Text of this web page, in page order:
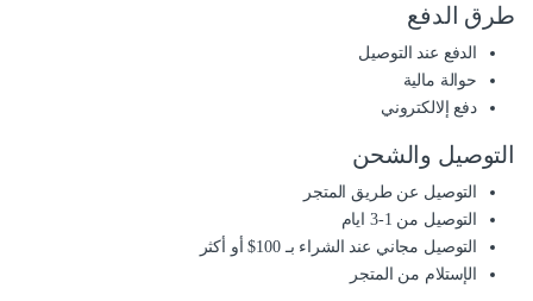
طرق الدفع
الدفع عند التوصيل
حوالة مالية
دفع إلالكتروني
التوصيل والشحن
التوصيل عن طريق المتجر
التوصيل من 1-3 ايام
التوصيل مجاني عند الشراء بـ 100$ أو أكثر
الإستلام من المتجر